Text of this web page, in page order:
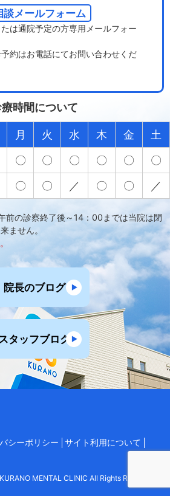
談メールフォーム
は通院予定の方専用メールフォー
約はお電話にてお問い合わせくだ
時間について
月 火 水 木 金
土
〇 〇 〇 〇 〇
〇
〇 〇 ／ 〇 〇 ／
前の診察終了後～14：00までは当院は閉
ません。
院長のブログ
タッフブログ
シーポリシー
サイト利用について
MENTAL CLINIC All Rights Reserved.